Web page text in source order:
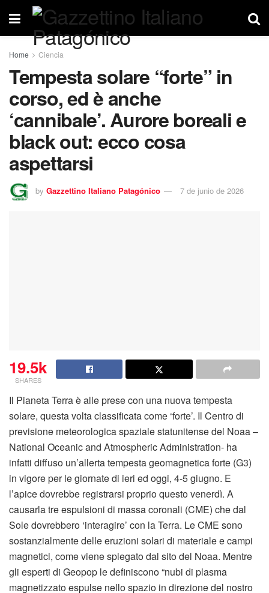
Home Ciencia
Tempesta solare “forte” in
corso, ed è anche
‘cannibale’. Aurore boreali e
black out: ecco cosa
aspettarsi
by Gazzettino Italiano Patagónico 7 de junio de 2026
19.5k
SHARES
Il Pianeta Terra è alle prese con una nuova tempesta
solare, questa volta classificata come ‘forte’. Il Centro di
previsione meteorologica spaziale statunitense del Noaa –
National Oceanic and Atmospheric Administration- ha
infatti diffuso un’allerta tempesta geomagnetica forte (G3)
in vigore per le giornate di ieri ed oggi, 4-5 giugno. E
l’apice dovrebbe registrarsi proprio questo venerdì. A
causarla tre espulsioni di massa coronali (CME) che dal
Sole dovrebbero ‘interagire’ con la Terra. Le CME sono
sostanzialmente delle eruzioni solari di materiale e campi
magnetici, come viene spiegato dal sito del Noaa. Mentre
gli esperti di Geopop le definiscono “nubi di plasma
magnetizzato espulse nello spazio in direzione del nostro